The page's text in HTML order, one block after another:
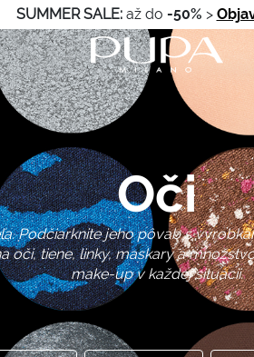
SUMMER SALE:až do -50% >
Oči
Podčiarknite jeho pôvab s
oči, tiene, linky, maskary a
make-up v každej situácii.